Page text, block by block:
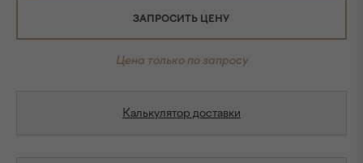
ЗАПРОСИТЬ ЦЕНУ
Цена только по запросу
Калькулятор доставки